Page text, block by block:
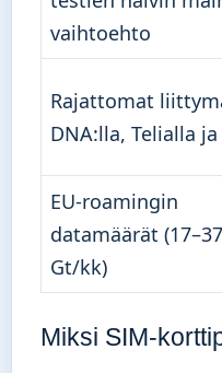
vaihtoehto
Rajattomat
DNA:lla, Telialla
EU-roamingin
datamäärät (17–37
Gt/kk)
Miksi SIM-